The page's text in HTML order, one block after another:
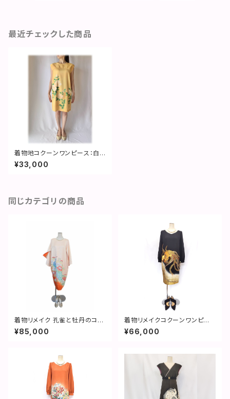
最近チェックした商品
着物地コクーンワンピース：白
牡丹・オレンジ／着物リメイク・
２営業日以内発送・国内送料無
¥33,000
同じカテゴリの商品
着物リメイク 孔雀と牡丹のコク
ーンドレス／ 2601d01
¥85,000
着物リメイクコクーンワンピー
ス／鳳凰／コクーンドレス／2
営業日以内発送／国内送料無
¥66,000